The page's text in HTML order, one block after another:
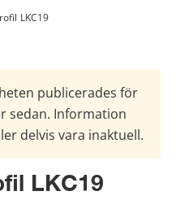
LKC19
publicerades för
sedan. Information
delvis vara inaktuell.
LKC19